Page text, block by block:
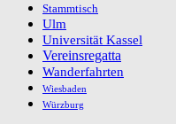
Stammtisch
Ulm
Universität Kassel
Vereinsregatta
Wanderfahrten
Wiesbaden
Würzburg